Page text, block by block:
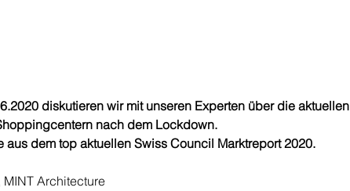
diskutieren wir mit unseren Experten über die aktuellen
nach dem Lockdown.
dem top aktuellen Swiss Council Marktreport 2020.
Architecture